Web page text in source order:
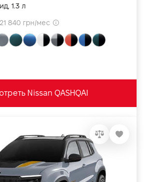
1.3 л
840 грн/мес
Nissan QASHQAI